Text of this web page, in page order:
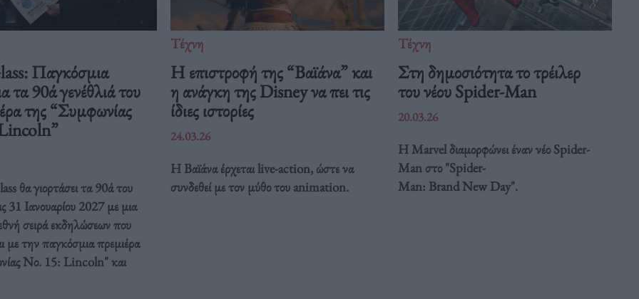
Παγκόσμια
τα 90ά γενέθλιά του
της “Συμφωνίας
θα γιορτάσει τα 90ά του
31 Ιανουαρίου 2027 με μια
σειρά εκδηλώσεων που
με την παγκόσμια πρεμιέρα
Νο. 15: Lincoln" και
Τέχνη
Η επιστροφή της “Βαϊάνα” και
η ανάγκη της Disney να πει τις
ίδιες ιστορίες
24.03.26
Η Βαϊάνα έρχεται live-action, ώστε να
συνδεθεί με τον μύθο του animation.
Τέχνη
Στη δημοσιότητα το τρέιλερ
του νέου Spider-Man
20.03.26
Η Marvel διαμορφώνει έναν νέο Spider-
Man στο "Spider-
Man: Brand New Day".